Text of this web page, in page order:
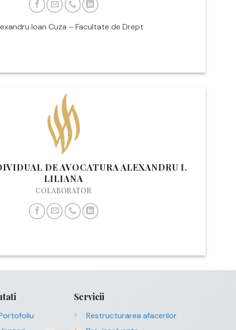
Ioan Cuza – Facultate de Drept
DE AVOCATURA ALEXANDRU I.
LILIANA
COLABORATOR
Servicii
Restructurarea afacerilor